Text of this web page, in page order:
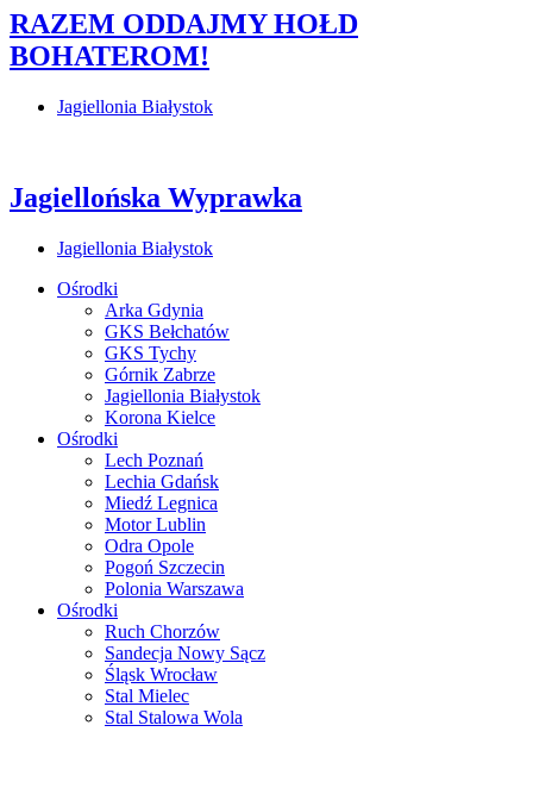
RAZEM ODDAJMY HOŁD
BOHATEROM!
Jagiellonia Białystok
Jagiellońska Wyprawka
Jagiellonia Białystok
Ośrodki
Arka Gdynia
GKS Bełchatów
GKS Tychy
Górnik Zabrze
Jagiellonia Białystok
Korona Kielce
Ośrodki
Lech Poznań
Lechia Gdańsk
Miedź Legnica
Motor Lublin
Odra Opole
Pogoń Szczecin
Polonia Warszawa
Ośrodki
Ruch Chorzów
Sandecja Nowy Sącz
Śląsk Wrocław
Stal Mielec
Stal Stalowa Wola